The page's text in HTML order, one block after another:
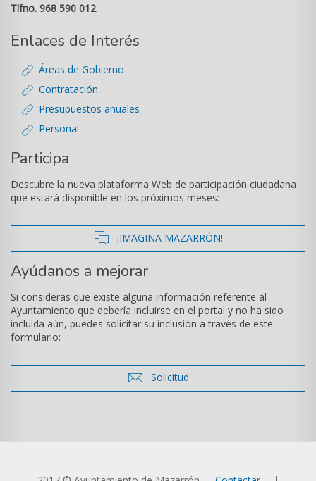
Tlfno. 968 590 012
Enlaces de Interés
Áreas de Gobierno
Contratación
Presupuestos anuales
Personal
Participa
Descubre la nueva plataforma Web de participación ciudadana
que estará disponible en los próximos meses:
icono
de
comentarios
¡IMAGINA MAZARRÓN!
Ayúdanos a mejorar
Si consideras que existe alguna información referente al
Ayuntamiento que debería incluirse en el portal y no ha sido
incluida aún, puedes solicitar su inclusión a través de este
formulario:
icono
de
Solicitud